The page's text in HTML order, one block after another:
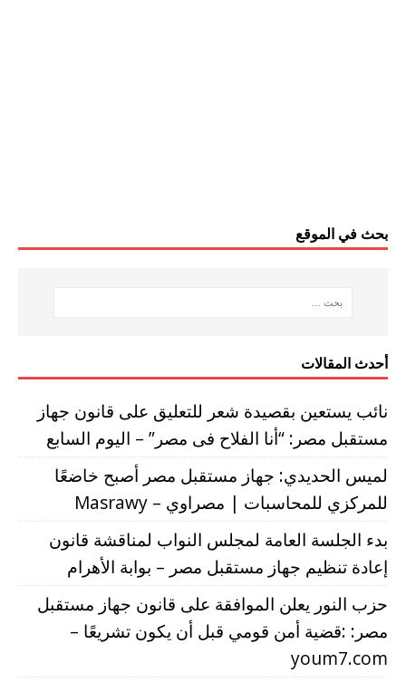
بحث في الموقع
أحدث المقالات
نائب يستعين بقصيدة شعر للتعليق على قانون جهاز
مستقبل مصر: “أنا الفلاح فى مصر” – اليوم السابع
لميس الحديدي: جهاز مستقبل مصر أصبح خاضعًا
للمركزي للمحاسبات | مصراوي – Masrawy
بدء الجلسة العامة لمجلس النواب لمناقشة قانون
إعادة تنظيم جهاز مستقبل مصر – بوابة الأهرام
حزب النور يعلن الموافقة على قانون جهاز مستقبل
مصر: :قضية أمن قومي قبل أن يكون تشريعًا –
youm7.com